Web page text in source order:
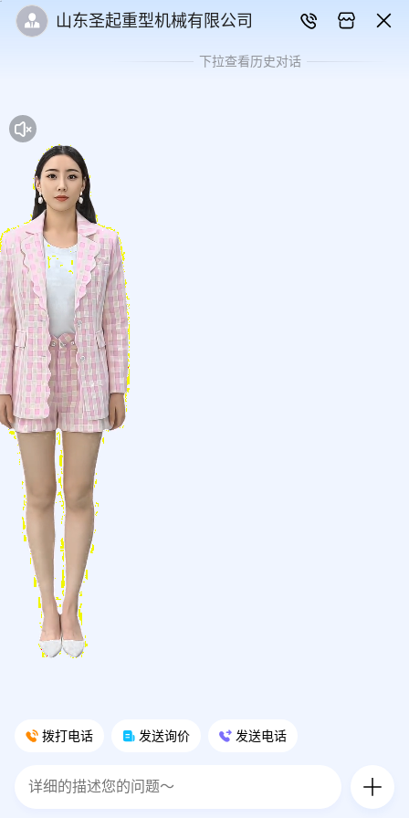
山东圣起重型机械有限公司
下拉查看历史对话
拨打电话 发送询价 发送电话